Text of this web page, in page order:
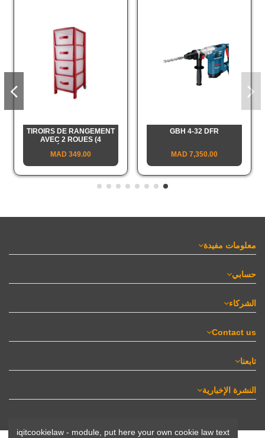
GBH 4-32 DFR
7,350.00 MAD
TIROIRS DE RANGEMENT
AVEC 2 ROUES (4
349.00 MAD
معلومات مفيدة
حسابي
الشركاء
Contact us
تابعنا
النشرة الإخبارية
iqitcookielaw - module, put here your own cookie law text